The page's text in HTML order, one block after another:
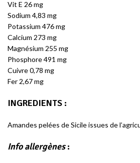
Vit E 26 mg
Sodium 4,83 mg
Potassium 476 mg
Calcium 273 mg
Magnésium 255 mg
Phosphore 491 mg
Cuivre 0,78 mg
Fer 2,67 mg
INGREDIENTS :
Amandes pelées de Sicile issues de
Info allergènes: